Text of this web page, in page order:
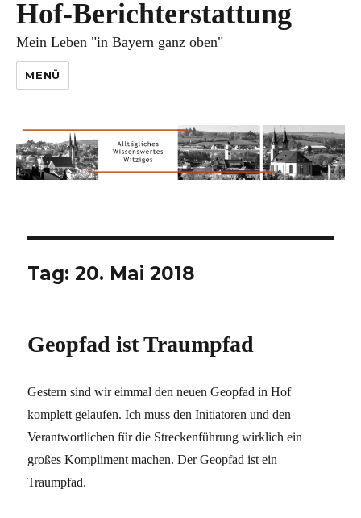
Hof-Berichterstattung
Mein Leben "in Bayern ganz oben"
MENÜ
Tag:20. Mai 2018
Geopfad ist Traumpfad
Gestern sind wir eimmal den neuen Geopfad in Hof
komplett gelaufen. Ich muss den Initiatoren und den
Verantwortlichen für die Streckenführung wirklich ein
großes Kompliment machen. Der Geopfad ist ein
Traumpfad.